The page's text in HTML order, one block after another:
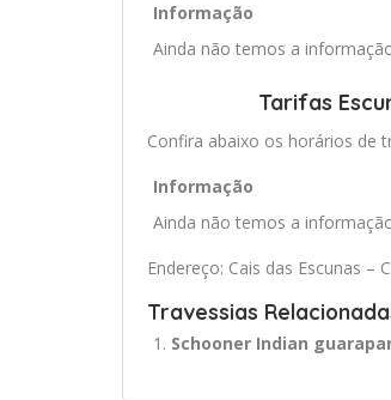
Informação
Ainda não temos a
Tarifas
Confira abaixo os horários de
Informação
Ainda não temos a
Endereço: Cais das Escunas –
Travessias
Schooner Indian